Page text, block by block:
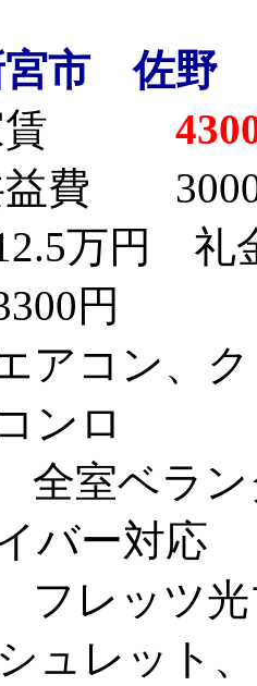
宮市 佐野
賃
益費
円 礼金
円
ン、クロ
ンロ
ンダ付
バー対応
光プレ
ュレット